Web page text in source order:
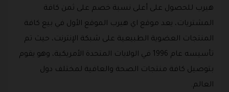
هيرب للحصول على أعلى نسبة خصم على ثمن كافة
المشتريات، يعد موقع اي هيرب الموقع الأول في بيع كافة
المنتجات العضوية الطبيعية على شبكة الإنترنت، حيث تم
تأسيسه عام 1996 في الولايات المتحدة الأمريكية، وهو يقوم
بتوصيل كافة منتجات الصحة والعافية لمختلف دول
العالم.